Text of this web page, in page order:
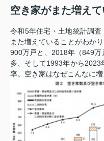
空き家がまた増え
令和5年住宅・土地統計調
また増えていることがわか
900万戸と、2018年（849
多、そして1993年から
率。空き家はなぜこんなに増